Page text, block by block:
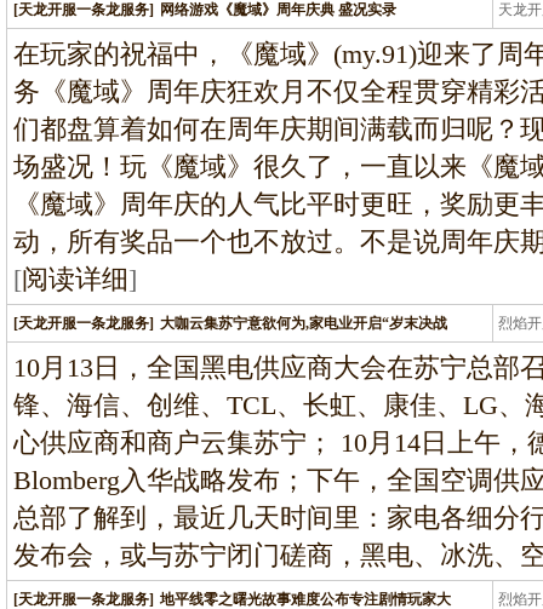
[天龙开服一条龙服务] 网络游戏《魔域》周年庆典 盛况实录 天龙
龙
在玩家的祝福中，《魔域》(my.91)迎来了周
务《魔域》周年庆狂欢月不仅全程贯穿精彩
们都盘算着如何在周年庆期间满载而归呢？
场盛况！玩《魔域》很久了，一直以来《魔
《魔域》周年庆的人气比平时更旺，奖励更
动，所有奖品一个也不放过。不是说周年庆
[阅读详细]
[天龙开服一条龙服务] 大咖云集苏宁意欲何为,家电业开启“岁末决战 烈焰
龙
10月13日，全国黑电供应商大会在苏宁总部
锋、海信、创维、TCL、长虹、康佳、LG、
心供应商和商户云集苏宁； 10月14日上午，
Blomberg入华战略发布；下午，全国空调
总部了解到，最近几天时间里：家电各细分
发布会，或与苏宁闭门磋商，黑电、冰洗、
[天龙开服一条龙服务] 地平线零之曙光故事难度公布专注剧情玩家大 烈焰